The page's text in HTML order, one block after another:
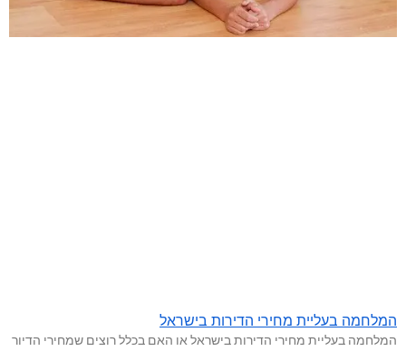
המלחמה בעליית מחירי הדירות בישראל
המלחמה בעליית מחירי הדירות בישראל או האם בכלל רוצים שמחירי הדיור